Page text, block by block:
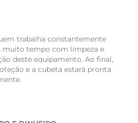
trabalha constantemente
muito tempo com limpeza e
deste equipamento. Ao final,
e a cubeta estará pronta